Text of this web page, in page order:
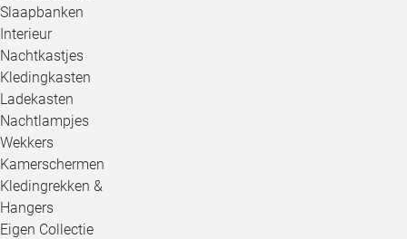
Slaapbanken
Interieur
Nachtkastjes
Kledingkasten
Ladekasten
Nachtlampjes
Wekkers
Kamerschermen
Kledingrekken &
Hangers
Eigen Collectie